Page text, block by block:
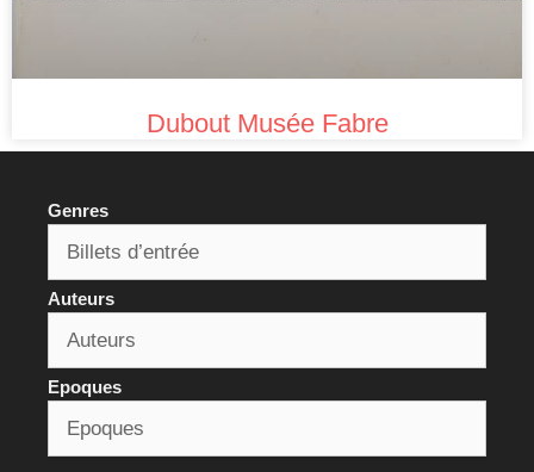
Dubout Musée Fabre
Genres
Auteurs
Epoques